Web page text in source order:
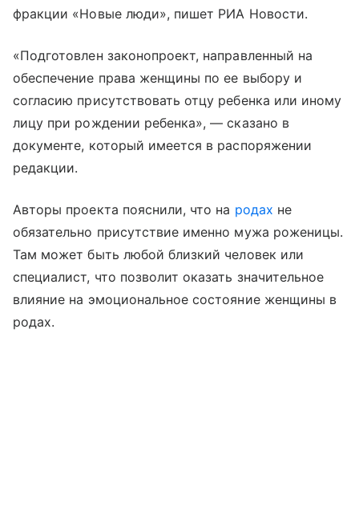
фракции «Новые люди», пишет РИА Новости.
«Подготовлен законопроект, направленный на
обеспечение права женщины по ее выбору и
согласию присутствовать отцу ребенка или иному
лицу при рождении ребенка», — сказано в
документе, который имеется в распоряжении
редакции.
Авторы проекта пояснили, что на родах не
обязательно присутствие именно мужа роженицы.
Там может быть любой близкий человек или
специалист, что позволит оказать значительное
влияние на эмоциональное состояние женщины в
родах.